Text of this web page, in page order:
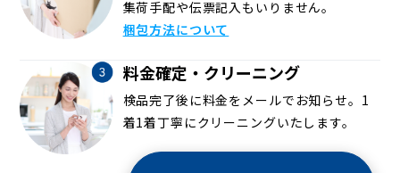
集荷手配や伝票記入もいりません。
梱包方法について
料金確定・クリーニング
検品完了後に料金をメールでお知らせ。1
着1着丁寧にクリーニングいたします。